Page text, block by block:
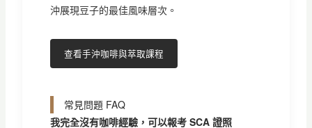
沖展現豆子的最佳風味層次。
查看手沖咖啡與萃取課程
常見問題 FAQ
我完全沒有咖啡經驗，可以報考 SCA 證照